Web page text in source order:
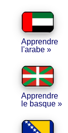
Apprendre
l'arabe »
Apprendre
le basque »